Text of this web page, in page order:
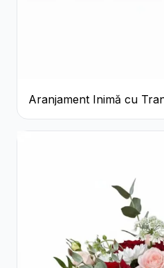
Aranjament Inimă cu
și Ciocolată Ferrero